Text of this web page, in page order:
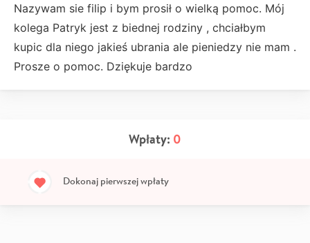
Nazywam sie filip i bym prosił o wielką pomoc. Mój
kolega Patryk jest z biednej rodziny , chciałbym
kupic dla niego jakieś ubrania ale pieniedzy nie mam .
Prosze o pomoc. Dziękuje bardzo
Wpłaty: 0
Dokonaj pierwszej wpłaty